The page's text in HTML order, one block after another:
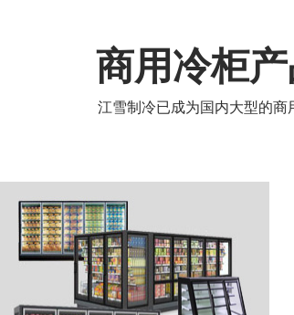
商用冷柜
江雪制冷已成为国内大型的